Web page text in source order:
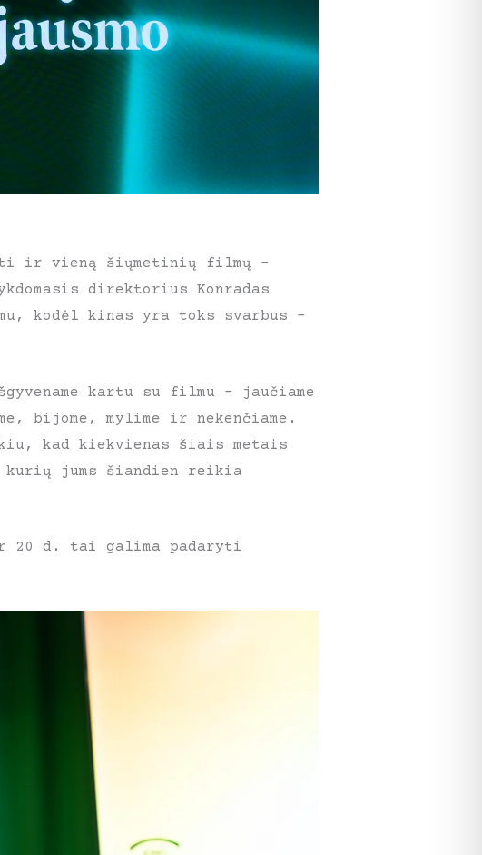
ir vieną šiųmetinių filmų –
direktorius Konradas
kodėl kinas yra toks svarbus –
kartu su filmu – jaučiame
bijome, mylime ir nekenčiame.
kad kiekvienas šiais metais
kurių jums šiandien reikia
d. tai galima padaryti